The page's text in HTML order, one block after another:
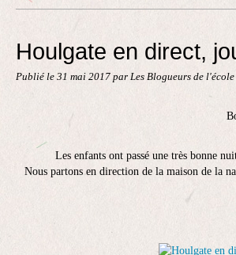
Houlgate en direct,
Publié le 31 mai 2017 par Les Blogueurs de
Les enfants ont passé une très bonne
Nous partons en direction de la maison de la